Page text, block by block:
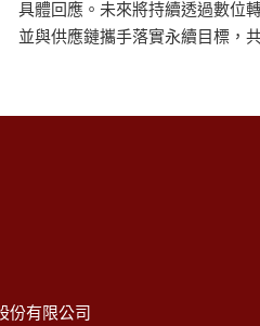
具體回應。未來將持續透過數位
並與供應鏈攜手落實永續目標，
份有限公司